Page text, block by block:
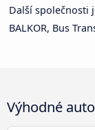
Další společnosti
BALKOR, Bus
Výhodné